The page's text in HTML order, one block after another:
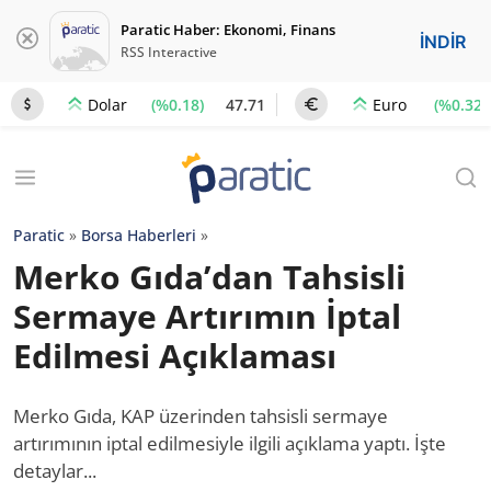
Paratic Haber: Ekonomi, Finans
RSS Interactive İNDİR
Dolar (%0.18) 47.71 Euro (%0.32)
Paratic » Borsa Haberleri »
Merko Gıda’dan Tahsisli
Sermaye Artırımın İptal
Edilmesi Açıklaması
Merko Gıda, KAP üzerinden tahsisli sermaye
artırımının iptal edilmesiyle ilgili açıklama yaptı. İşte
detaylar...